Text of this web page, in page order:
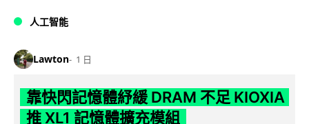
人工智能
Lawton 1 日
靠快閃記憶體紓緩 DRAM 不足 KIOXIA
推 XL1 記憶體擴充模組